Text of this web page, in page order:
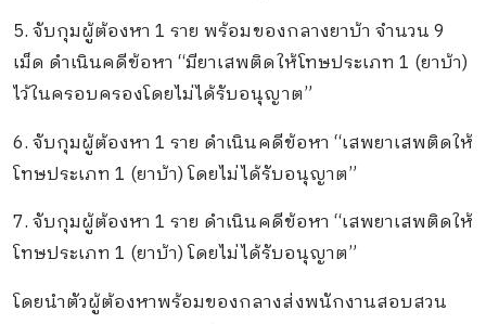
5. จับกุมผู้ต้องหา 1 ราย พร้อมของกลางยาบ้า จำนวน 9
เม็ด ดำเนินคดีข้อหา “มียาเสพติดให้โทษประเภท 1 (ยาบ้า)
ไว้ในครอบครองโดยไม่ได้รับอนุญาต”
6. จับกุมผู้ต้องหา 1 ราย ดำเนินคดีข้อหา “เสพยาเสพติดให้
โทษประเภท 1 (ยาบ้า) โดยไม่ได้รับอนุญาต”
7. จับกุมผู้ต้องหา 1 ราย ดำเนินคดีข้อหา “เสพยาเสพติดให้
โทษประเภท 1 (ยาบ้า) โดยไม่ได้รับอนุญาต”
โดยนำตัวผู้ต้องหาพร้อมของกลางส่งพนักงานสอบสวน